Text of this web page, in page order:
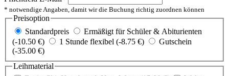
* notwendige Angaben, damit wir die Buchung richtig zuordnen können
Preisoption
Standardpreis
Ermäßigt für Schüler & Abiturienten
(-10.50 €)
1 Stunde flexibel (-8.75 €)
Gutschein
(-35.00 €)
Leihmaterial